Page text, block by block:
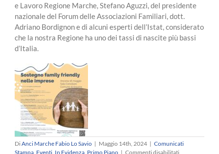
e Lavoro Regione Marche, Stefano Aguzzi, del presidente
nazionale del Forum delle Associazioni Familiari, dott.
Adriano Bordignon e di alcuni esperti dell’Istat, considerato
che la nostra Regione ha uno dei tassi di nascite più bassi
d’Italia.
DiAnci Marche Fabio Lo Savio | Maggio 14th, 2024 | Comunicati
Stampa, Eventi, In Evidenza, Primo Piano | Commenti disabilitatisu